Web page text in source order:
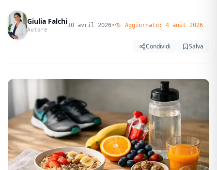
Giulia Falchi
Autore
10 avril 2026• Aggiornato: 4 août 2026
Condividi Salva